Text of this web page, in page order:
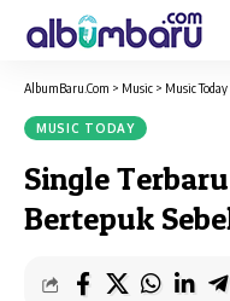
AlbumBaru.Com > Music > Music Today
MUSIC TODAY
Single
Bertepuk